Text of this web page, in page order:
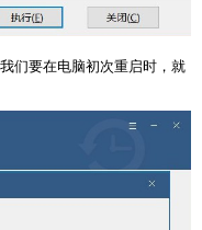
们要在电脑初次重启时，就